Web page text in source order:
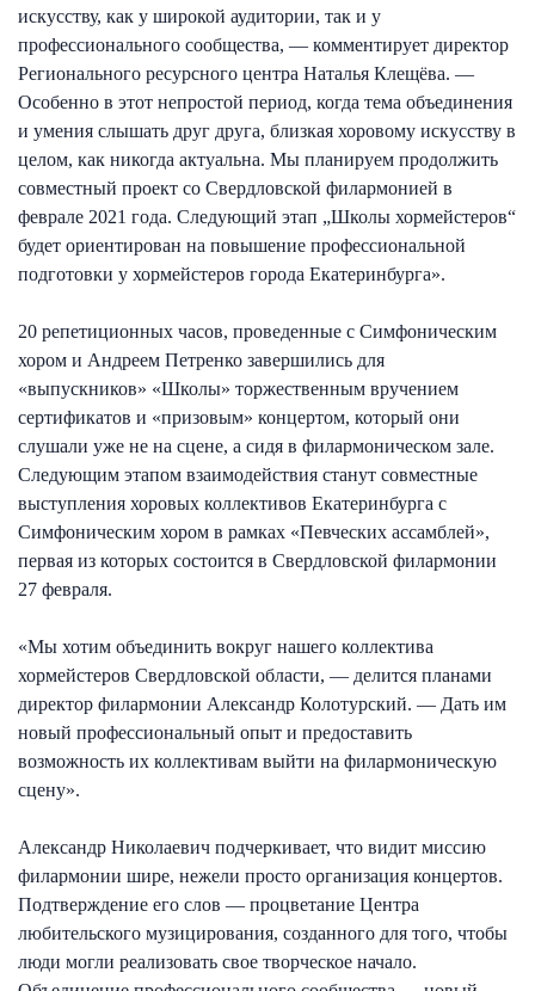
искусству, как у широкой аудитории, так и у
профессионального сообщества, — комментирует директор
Регионального ресурсного центра Наталья Клещёва. —
Особенно в этот непростой период, когда тема объединения
и умения слышать друг друга, близкая хоровому искусству в
целом, как никогда актуальна. Мы планируем продолжить
совместный проект со Свердловской филармонией в
феврале 2021 года. Следующий этап „Школы хормейстеров“
будет ориентирован на повышение профессиональной
подготовки у хормейстеров города Екатеринбурга».
20 репетиционных часов, проведенные с Симфоническим
хором и Андреем Петренко завершились для
«выпускников» «Школы» торжественным вручением
сертификатов и «призовым» концертом, который они
слушали уже не на сцене, а сидя в филармоническом зале.
Следующим этапом взаимодействия станут совместные
выступления хоровых коллективов Екатеринбурга с
Симфоническим хором в рамках «Певческих ассамблей»,
первая из которых состоится в Свердловской филармонии
27 февраля.
«Мы хотим объединить вокруг нашего коллектива
хормейстеров Свердловской области, — делится планами
директор филармонии Александр Колотурский. — Дать им
новый профессиональный опыт и предоставить
возможность их коллективам выйти на филармоническую
сцену».
Александр Николаевич подчеркивает, что видит миссию
филармонии шире, нежели просто организация концертов.
Подтверждение его слов — процветание Центра
любительского музицирования, созданного для того, чтобы
люди могли реализовать свое творческое начало.